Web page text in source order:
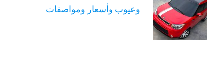
وعيوب وأسعار ومواصفات